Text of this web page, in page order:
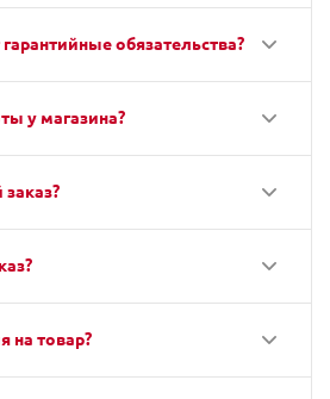
обязательства?
у магазина?
на товар?